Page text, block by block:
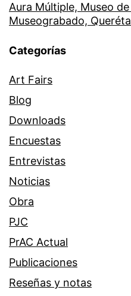
Aura Múltiple, Museo
Museograbado,
Categorías
Art Fairs
Blog
Downloads
Encuestas
Entrevistas
Noticias
Obra
PJC
PrAC Actual
Publicaciones
Reseñas y notas